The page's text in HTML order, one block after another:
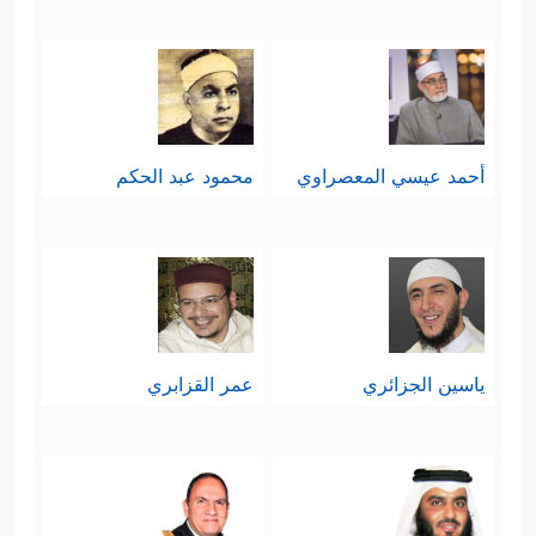
طويلًا، والعبرة التي ينبغي أن يتدبَّرَها كلُّ
عاقلٍ من قصة قارون وعاقبته البائِسة،
فالدنيا زائِلةٌ بزينتها وبهرجها ومتاعها
الخير﴿تِلۡكَ ٱلدَّارُ ٱلۡـَٔاخِرَةُ نَجۡعَلُهَا لِلَّذِینَ لَا یُرِیدُونَ
عُلُوࣰّا فِی ٱلۡأَرۡضِ وَلَا فَسَادࣰاۚ وَٱلۡعَـٰقِبَةُ لِلۡمُتَّقِینَ﴾
سابعًا: يؤكِّد القرآن مبدأ العدل الإلهي،
للمُسيء إلا جزاء سيئته﴿مَن جَاۤءَ بِٱلۡحَسَنَةِ
أحمد عيسي المعصراوي محمود عبد الحكم
ياسين الجزائري عمر القزابري